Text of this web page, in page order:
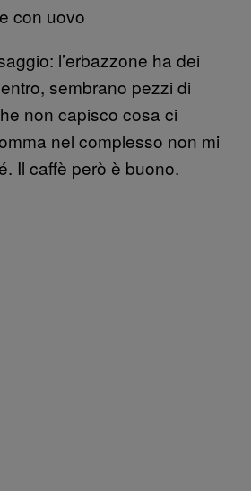
l’erbazzone ha dei
sembrano pezzi di
non capisco cosa ci
nel complesso non mi
Il caffè però è buono.